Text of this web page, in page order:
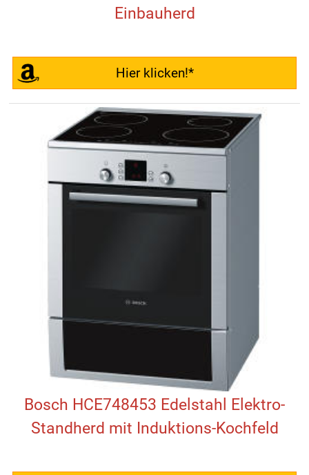
Einbauherd
Hier klicken!*
Bosch HCE748453 Edelstahl Elektro-
Standherd mit Induktions-Kochfeld